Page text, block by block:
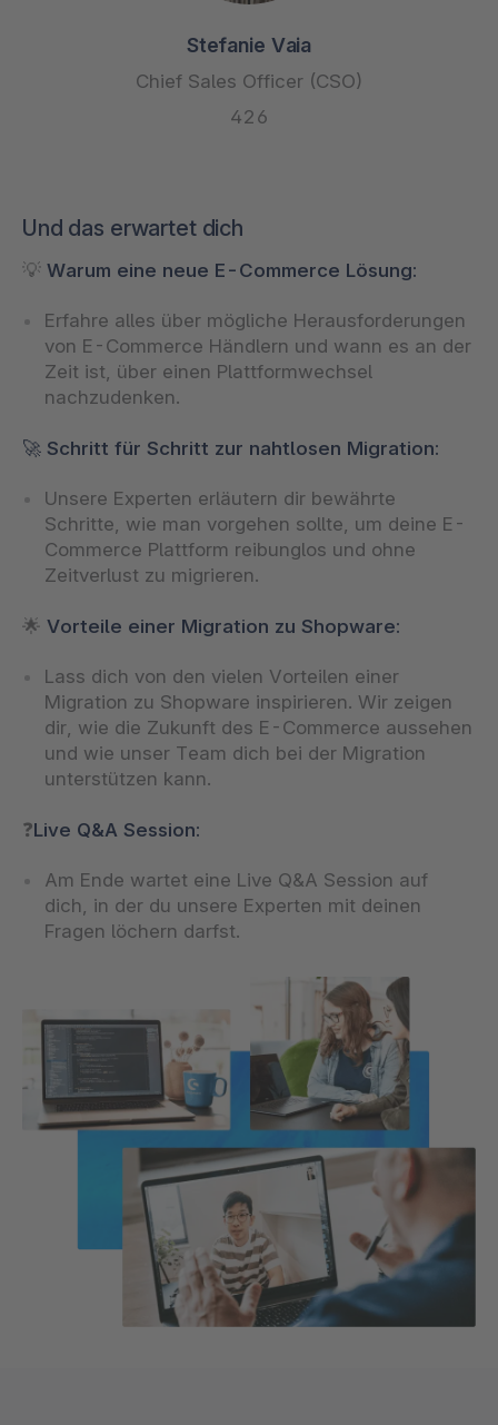
Stefanie Vaia
Chief Sales Officer (CSO)
426
Und das erwartet dich
💡 Warum eine neue E-Commerce Lösung:
Erfahre alles über mögliche Herausforderungen
von E-Commerce Händlern und wann es an der
Zeit ist, über einen Plattformwechsel
nachzudenken.
🚀 Schritt für Schritt zur nahtlosen Migration:
Unsere Experten erläutern dir bewährte
Schritte, wie man vorgehen sollte, um deine E-
Commerce Plattform reibunglos und ohne
Zeitverlust zu migrieren.
🌟 Vorteile einer Migration zu Shopware:
Lass dich von den vielen Vorteilen einer
Migration zu Shopware inspirieren. Wir zeigen
dir, wie die Zukunft des E-Commerce aussehen
und wie unser Team dich bei der Migration
unterstützen kann.
❓Live Q&A Session:
Am Ende wartet eine Live Q&A Session auf
dich, in der du unsere Experten mit deinen
Fragen löchern darfst.